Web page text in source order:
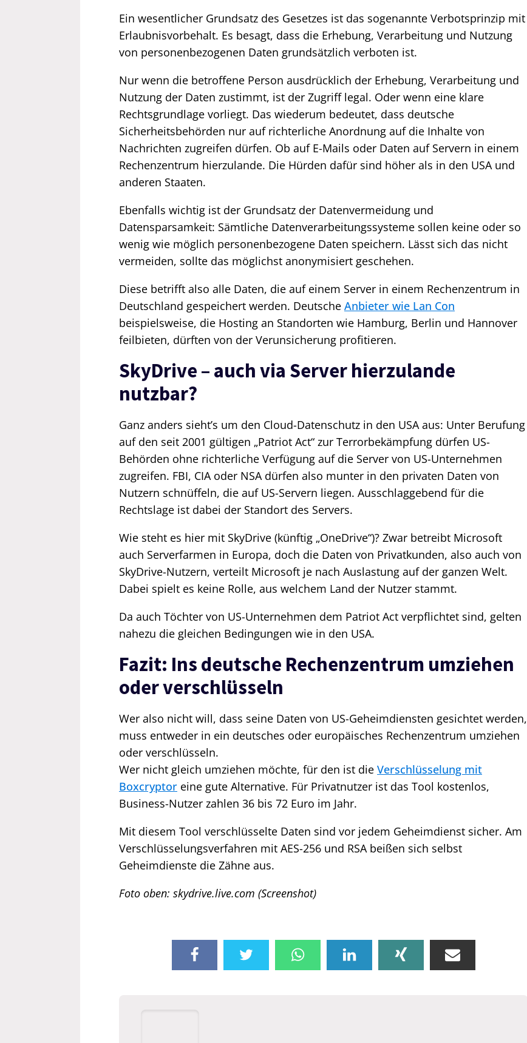
Ein wesentlicher Grundsatz des Gesetzes ist das sogenannte Verbotsprinzip mit
Erlaubnisvorbehalt. Es besagt, dass die Erhebung, Verarbeitung und Nutzung
von personenbezogenen Daten grundsätzlich verboten ist.
Nur wenn die betroffene Person ausdrücklich der Erhebung, Verarbeitung und
Nutzung der Daten zustimmt, ist der Zugriff legal. Oder wenn eine klare
Rechtsgrundlage vorliegt. Das wiederum bedeutet, dass deutsche
Sicherheitsbehörden nur auf richterliche Anordnung auf die Inhalte von
Nachrichten zugreifen dürfen. Ob auf E-Mails oder Daten auf Servern in einem
Rechenzentrum hierzulande. Die Hürden dafür sind höher als in den USA und
anderen Staaten.
Ebenfalls wichtig ist der Grundsatz der Datenvermeidung und
Datensparsamkeit: Sämtliche Datenverarbeitungssysteme sollen keine oder so
wenig wie möglich personenbezogene Daten speichern. Lässt sich das nicht
vermeiden, sollte das möglichst anonymisiert geschehen.
Diese betrifft also alle Daten, die auf einem Server in einem Rechenzentrum in
Deutschland gespeichert werden. Deutsche Anbieter wie Lan Con
beispielsweise, die Hosting an Standorten wie Hamburg, Berlin und Hannover
feilbieten, dürften von der Verunsicherung profitieren.
SkyDrive – auch via Server hierzulande
nutzbar?
Ganz anders sieht’s um den Cloud-Datenschutz in den USA aus: Unter Berufung
auf den seit 2001 gültigen „Patriot Act“ zur Terrorbekämpfung dürfen US-
Behörden ohne richterliche Verfügung auf die Server von US-Unternehmen
zugreifen. FBI, CIA oder NSA dürfen also munter in den privaten Daten von
Nutzern schnüffeln, die auf US-Servern liegen. Ausschlaggebend für die
Rechtslage ist dabei der Standort des Servers.
Wie steht es hier mit SkyDrive (künftig „OneDrive“)? Zwar betreibt Microsoft
auch Serverfarmen in Europa, doch die Daten von Privatkunden, also auch von
SkyDrive-Nutzern, verteilt Microsoft je nach Auslastung auf der ganzen Welt.
Dabei spielt es keine Rolle, aus welchem Land der Nutzer stammt.
Da auch Töchter von US-Unternehmen dem Patriot Act verpflichtet sind, gelten
nahezu die gleichen Bedingungen wie in den USA.
Fazit: Ins deutsche Rechenzentrum umziehen
oder verschlüsseln
Wer also nicht will, dass seine Daten von US-Geheimdiensten gesichtet werden,
muss entweder in ein deutsches oder europäisches Rechenzentrum umziehen
oder verschlüsseln.
Wer nicht gleich umziehen möchte, für den ist die Verschlüsselung mit
Boxcryptor eine gute Alternative. Für Privatnutzer ist das Tool kostenlos,
Business-Nutzer zahlen 36 bis 72 Euro im Jahr.
Mit diesem Tool verschlüsselte Daten sind vor jedem Geheimdienst sicher. Am
Verschlüsselungsverfahren mit AES-256 und RSA beißen sich selbst
Geheimdienste die Zähne aus.
Foto oben: skydrive.live.com (Screenshot)